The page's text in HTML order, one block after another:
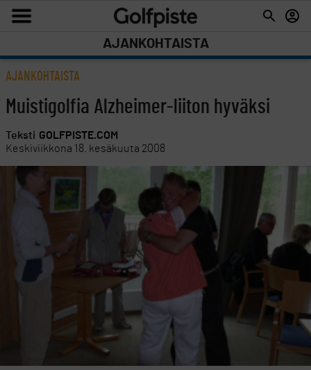
AJANKOHTAISTA
AJANKOHTAISTA
Muistigolfia Alzheimer-liiton hyväksi
Teksti GOLFPISTE.COM
Keskiviikkona 18. kesäkuuta 2008